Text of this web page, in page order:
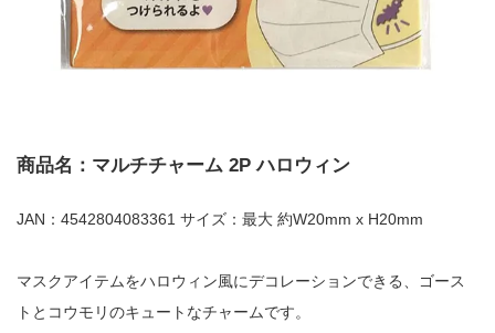
商品名：マルチチャーム 2P ハロウィン
JAN：4542804083361 サイズ：最大 約W20mm x H20mm
マスクアイテムをハロウィン風にデコレーションできる、ゴース
トとコウモリのキュートなチャームです。